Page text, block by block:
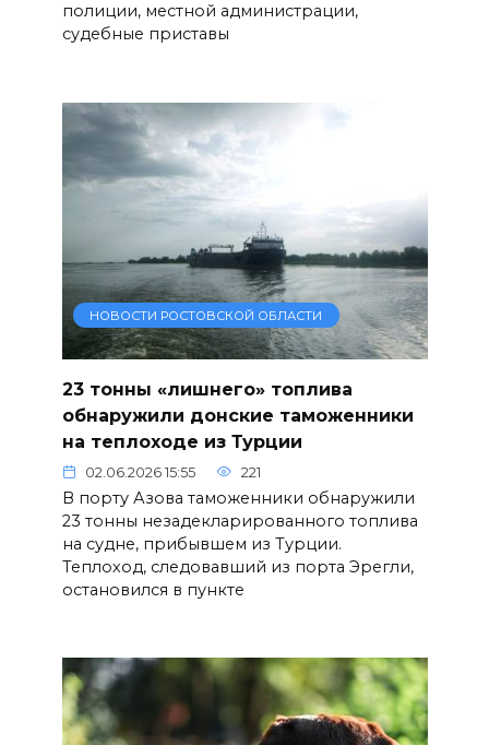
полиции, местной администрации,
судебные приставы
НОВОСТИ РОСТОВСКОЙ ОБЛАСТИ
23 тонны «лишнего» топлива
обнаружили донские таможенники
на теплоходе из Турции
02.06.2026 15:55 221
В порту Азова таможенники обнаружили
23 тонны незадекларированного топлива
на судне, прибывшем из Турции.
Теплоход, следовавший из порта Эрегли,
остановился в пункте